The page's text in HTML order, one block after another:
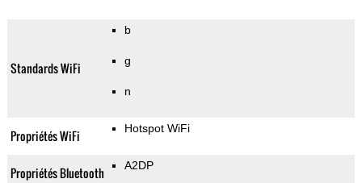
Standards WiFi
b
g
n
Propriétés WiFi Hotspot WiFi
Propriétés Bluetooth A2DP